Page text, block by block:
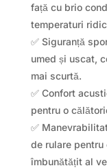
față cu brio
temperaturi
✅ Siguranță
umed și uscat,
mai scurtă.
✅ Confort
pentru o
✅
de rulare
îmbunătățit al